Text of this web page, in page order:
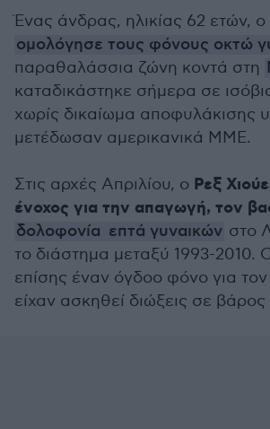
Ένας άνδρας, ηλικίας 62 ετών, ο
ομολόγησε τους φόνους οκτώ
παραθαλάσσια ζώνη κοντά στη
καταδικάστηκε σήμερα σε
χωρίς δικαίωμα αποφυλάκισης
μετέδωσαν αμερικανικά ΜΜΕ.
Στις αρχές Απριλίου, ο Ρεξ
ένοχος για την απαγωγή, τον
δολοφονία επτά γυναικών στο
το διάστημα μεταξύ 1993-2010.
επίσης έναν όγδοο φόνο για
είχαν ασκηθεί διώξεις σε βάρος